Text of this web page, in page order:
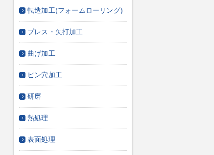
転造加工(フォームローリング)
プレス・矢打加工
曲げ加工
ピン穴加工
研磨
熱処理
表面処理